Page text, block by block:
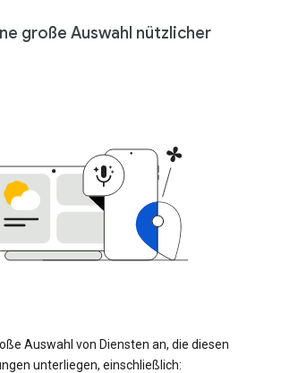
große Auswahl nützlicher
Auswahl von Diensten an, die diesen
unterliegen, einschließlich: